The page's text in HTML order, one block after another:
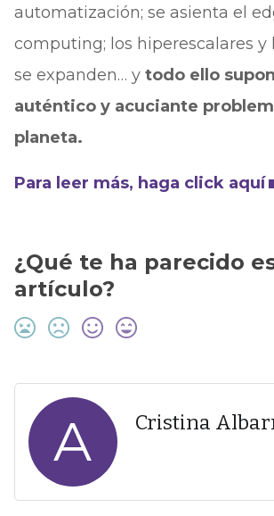
automatización; se asienta el
computing; los hiperescalares y
se expanden… y todo ello
auténtico y acuciante
planeta.
Para leer más, haga click aquí
¿Qué te ha parecido
artículo?
A Cristina